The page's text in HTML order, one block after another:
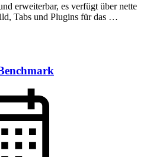
erweiterbar, es verfügt über nette
Tabs und Plugins für das …